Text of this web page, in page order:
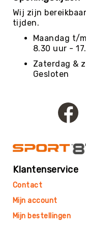
Wij zijn
tijden.
Maandag t/
8.30 uur -
Zaterdag &
Gesloten
Klantenservice
Contact
Mijn account
Mijn bestellingen